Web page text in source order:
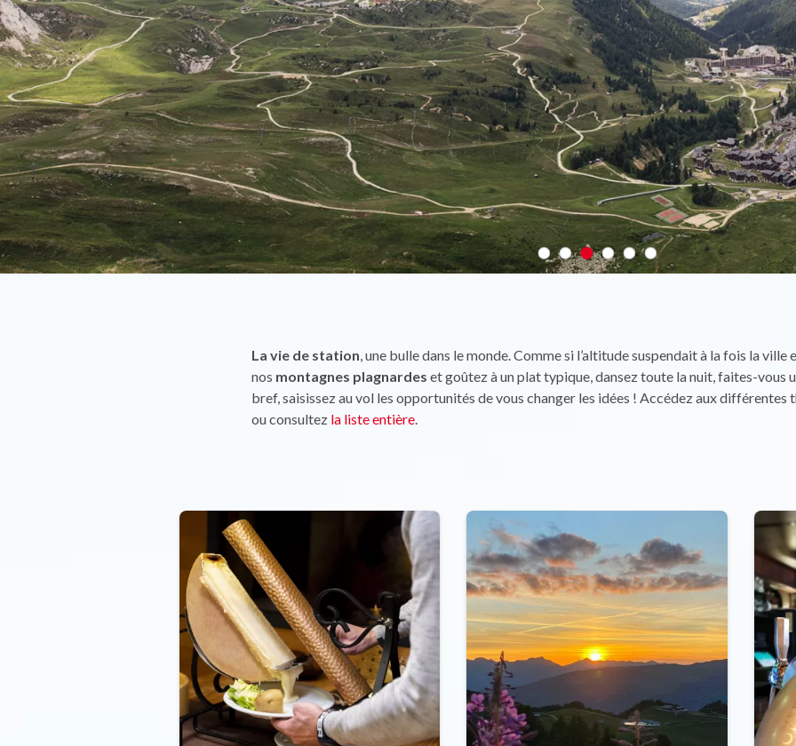
La vie de station, une bulle dans le monde. Comme si l’altitude suspendait à la fois la ville
nos montagnes plagnardes et goûtez à un plat typique, dansez toute la nuit, faites-vous
bref, saisissez au vol les opportunités de vous changer les idées ! Accédez aux différentes
ou consultez la liste entière.